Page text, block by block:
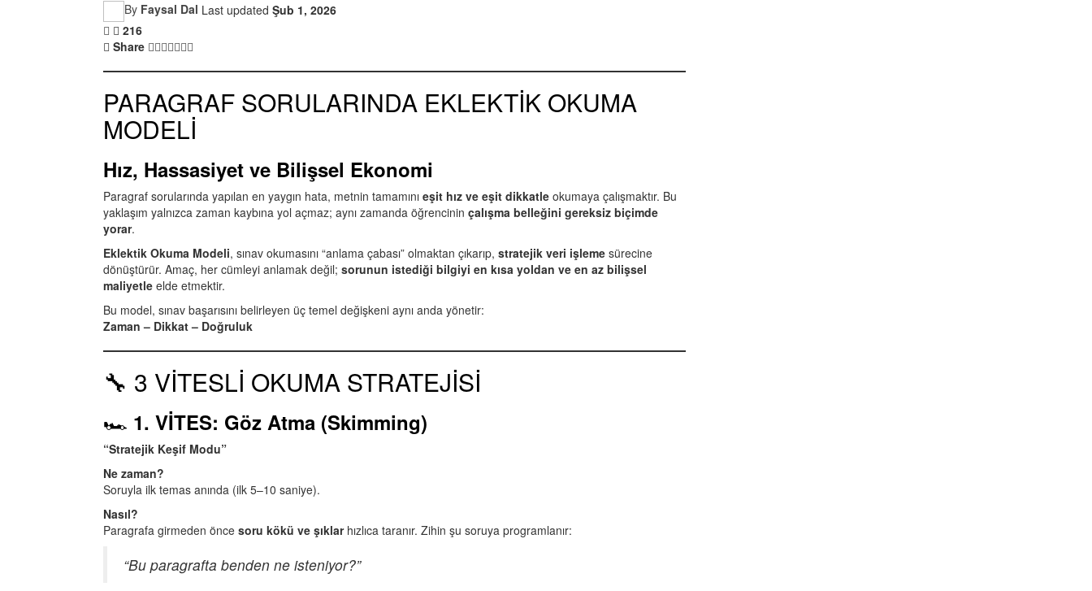
By Faysal Dal Last updated Şub 1, 2026
216
Share
PARAGRAF SORULARINDA EKLEKTİK OKUMA
MODELİ
Hız, Hassasiyet ve Bilişsel Ekonomi
Paragraf sorularında yapılan en yaygın hata, metnin tamamını eşit hız ve eşit dikkatle okumaya çalışmaktır. Bu
yaklaşım yalnızca zaman kaybına yol açmaz; aynı zamanda öğrencinin çalışma belleğini gereksiz biçimde
yorar.
Eklektik Okuma Modeli, sınav okumasını “anlama çabası” olmaktan çıkarıp, stratejik veri işleme sürecine
dönüştürür. Amaç, her cümleyi anlamak değil; sorunun istediği bilgiyi en kısa yoldan ve en az bilişsel
maliyetle elde etmektir.
Bu model, sınav başarısını belirleyen üç temel değişkeni aynı anda yönetir:
Zaman – Dikkat – Doğruluk
🔧 3 VİTESLİ OKUMA STRATEJİSİ
🏎️ 1. VİTES: Göz Atma (Skimming)
“Stratejik Keşif Modu”
Ne zaman?
Soruyla ilk temas anında (ilk 5–10 saniye).
Nasıl?
Paragrafa girmeden önce soru kökü ve şıklarhızlıca taranır. Zihin şu soruya programlanır:
“Bu paragrafta benden ne isteniyor?”